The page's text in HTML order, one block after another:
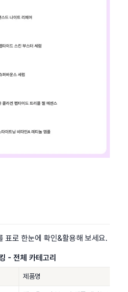
표로 한눈에 확인&활용해 보세요.
- 전체 카테고리
제품명